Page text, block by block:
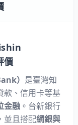
價
） 是臺灣知
款、信用卡等基
金融 。台新銀行
並且搭配網銀與